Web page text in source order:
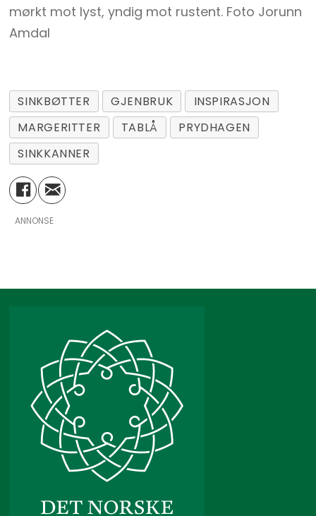
mørkt mot lyst, yndig mot rustent. Foto Jorunn
Amdal
SINKBØTTER GJENBRUK
INSPIRASJON
MARGERITTER
TABLÅ
PRYDHAGEN
SINKKANNER
ANNONSE